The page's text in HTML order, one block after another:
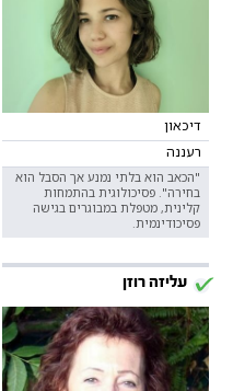
דיכאון
רעננה
"הכאב הוא בלתי נמנע אך הסבל הוא
בחירה". פסיכולוגית בהתמחות
קלינית, מטפלת במבוגרים בגישה
פסיכודינמית.
עליזה רוזן